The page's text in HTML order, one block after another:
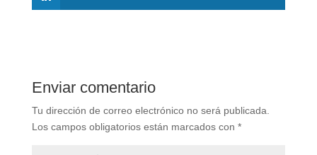
Enviar comentario
Tu dirección de correo electrónico no será publicada.
Los campos obligatorios están marcados con *